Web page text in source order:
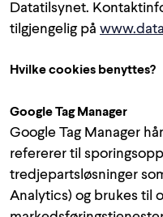
Datatilsynet.
tilgjengelig på
Hvilke cookies benyttes?
Google Tag Manager
Google Tag Manager
refererer til
tredjepartsløsninger
Analytics) og brukes til